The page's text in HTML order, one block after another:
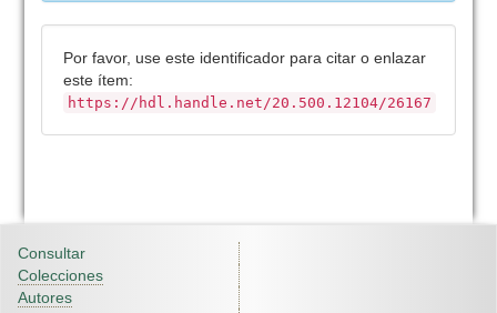
Por favor, use este identificador para citar o enlazar
este ítem:
https://hdl.handle.net/20.500.12104/26167
Consultar
Colecciones
Autores